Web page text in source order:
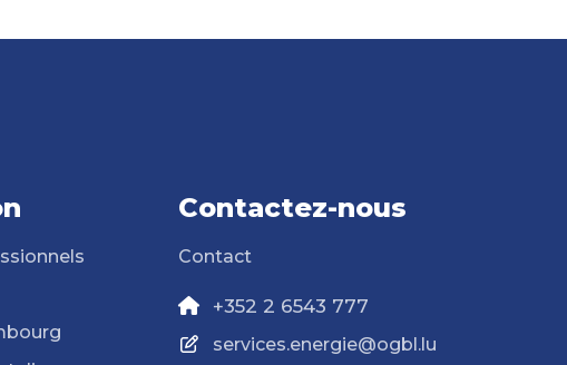
Contactez-nous
Contact
+352 2 6543 777
services.energie@ogbl.lu